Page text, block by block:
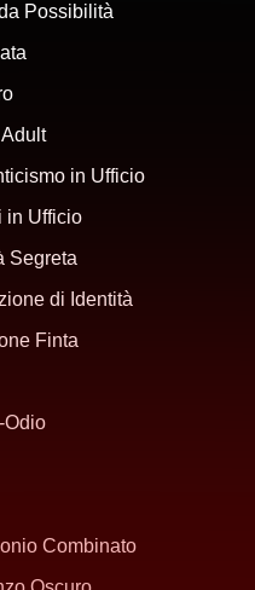
Possibilità
in Ufficio
in Ufficio
Segreta
di Identità
Finta
Odio
Combinato